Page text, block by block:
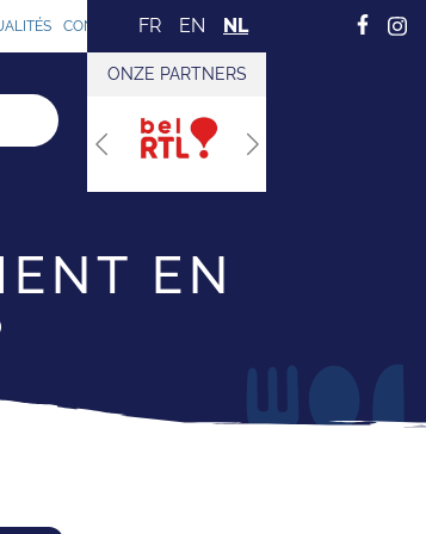
CONTACT FR EN NL
ONZE PARTNERS
Previous Next
EN